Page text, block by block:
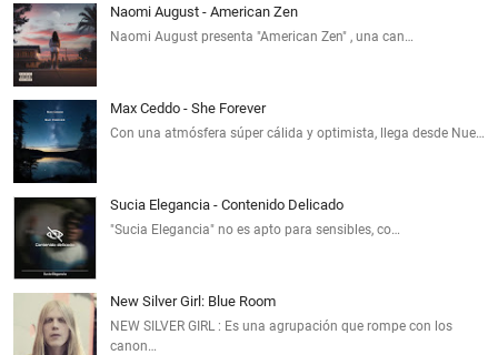
Naomi August - American Zen
Naomi August presenta "American Zen" , una can…
Max Ceddo - She Forever
Con una atmósfera súper cálida y optimista, llega desde Nue…
Sucia Elegancia - Contenido Delicado
"Sucia Elegancia" no es apto para sensibles, co…
New Silver Girl: Blue Room
NEW SILVER GIRL : Es una agrupación que rompe con los
canon…